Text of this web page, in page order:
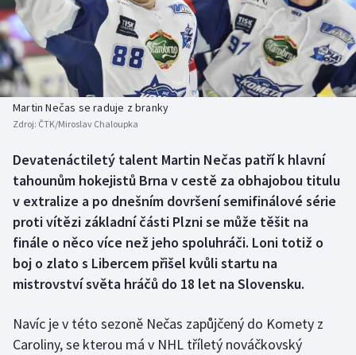
Baseball a softbal
Basketbal
Biatlon
Box
Curling
Dostihy
Futsal
Soutěže
Historické návraty
Aplikace ČT sport
Martin Nečas se raduje z branky
Zdroj: ČTK/Miroslav Chaloupka
Devatenáctiletý talent Martin Nečas patří k hlavní
tahounům hokejistů Brna v cestě za obhajobou titulu
v extralize a po dnešním dovršení semifinálové série
proti vítězi základní části Plzni se může těšit na
finále o něco více než jeho spoluhráči. Loni totiž o
boj o zlato s Libercem přišel kvůli startu na
mistrovství světa hráčů do 18 let na Slovensku.
Navíc je v této sezoně Nečas zapůjčený do Komety z
Caroliny, se kterou má v NHL tříletý nováčkovský